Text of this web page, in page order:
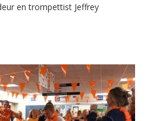
en trompettist Jeffrey